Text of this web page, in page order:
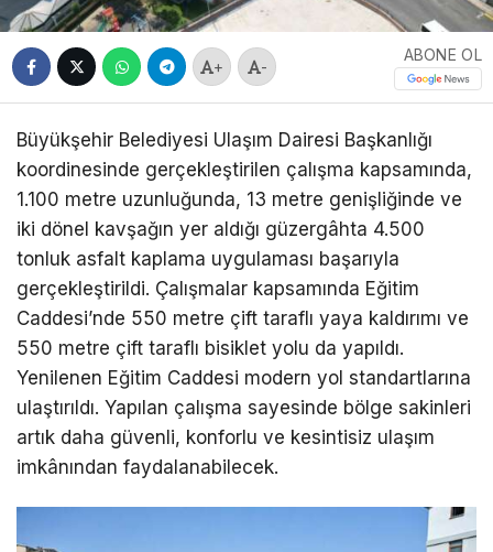
+ -
ABONE OL
Büyükşehir Belediyesi Ulaşım Dairesi Başkanlığı
koordinesinde gerçekleştirilen çalışma kapsamında,
1.100 metre uzunluğunda, 13 metre genişliğinde ve
iki dönel kavşağın yer aldığı güzergâhta 4.500
tonluk asfalt kaplama uygulaması başarıyla
gerçekleştirildi. Çalışmalar kapsamında Eğitim
Caddesi’nde 550 metre çift taraflı yaya kaldırımı ve
550 metre çift taraflı bisiklet yolu da yapıldı.
Yenilenen Eğitim Caddesi modern yol standartlarına
ulaştırıldı. Yapılan çalışma sayesinde bölge sakinleri
artık daha güvenli, konforlu ve kesintisiz ulaşım
imkânından faydalanabilecek.